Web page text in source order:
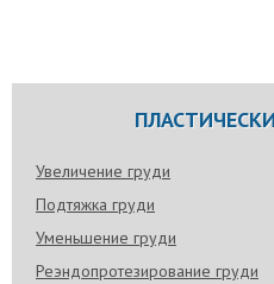
Увеличение груди
Подтяжка груди
Уменьшение груди
Реэндопротезирование груди